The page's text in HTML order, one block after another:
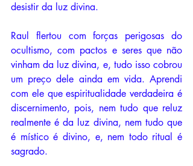
desistir da luz divina.
Raul flertou com forças perigosas do
ocultismo, com pactos e seres que não
vinham da luz divina, e, tudo isso cobrou
um preço dele ainda em vida. Aprendi
com ele que espiritualidade verdadeira é
discernimento, pois, nem tudo que reluz
realmente é da luz divina, nem tudo que
é místico é divino, e, nem todo ritual é
sagrado.